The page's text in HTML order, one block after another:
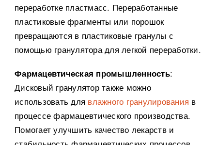
переработке пластмасс. Переработанные
пластиковые фрагменты или порошок
превращаются в пластиковые гранулы с
помощью гранулятора для легкой переработки.
Фармацевтическая промышленность:
Дисковый гранулятор также можно
использовать для влажного гранулирования в
процессе фармацевтического производства.
Помогает улучшить качество лекарств и